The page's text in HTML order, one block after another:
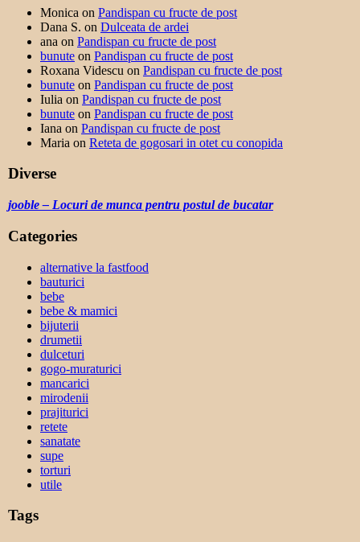
Monica on Pandispan cu fructe de post
Dana S. on Dulceata de ardei
ana on Pandispan cu fructe de post
bunute on Pandispan cu fructe de post
Roxana Videscu on Pandispan cu fructe de post
bunute on Pandispan cu fructe de post
Iulia on Pandispan cu fructe de post
bunute on Pandispan cu fructe de post
Iana on Pandispan cu fructe de post
Maria on Reteta de gogosari in otet cu conopida
Diverse
jooble – Locuri de munca pentru postul de bucatar
Categories
alternative la fastfood
bauturici
bebe
bebe & mamici
bijuterii
drumetii
dulceturi
gogo-muraturici
mancarici
mirodenii
prajiturici
retete
sanatate
supe
torturi
utile
Tags